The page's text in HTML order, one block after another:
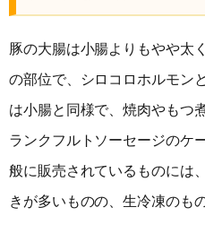
豚の大腸は小腸よりもやや太
の部位で、シロコロホルモン
は小腸と同様で、焼肉やもつ
ランクフルトソーセージのケ
般に販売されているものには
きが多いものの、生冷凍のも